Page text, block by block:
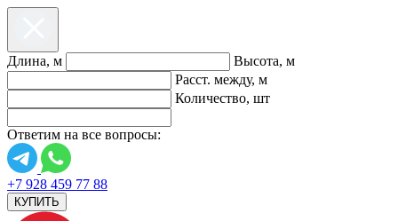
Длина, м
Высота, м
Расст. между, м
Количество, шт
Ответим на все вопросы:
+7 928 459 77 88
КУПИТЬ